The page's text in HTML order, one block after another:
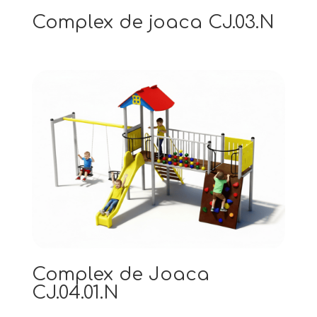
Complex de joaca CJ.03.N
Complex de Joaca
CJ.04.01.N